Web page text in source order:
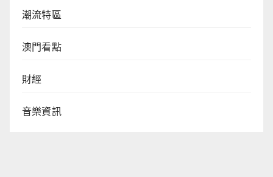
潮流特區
澳門看點
財經
音樂資訊